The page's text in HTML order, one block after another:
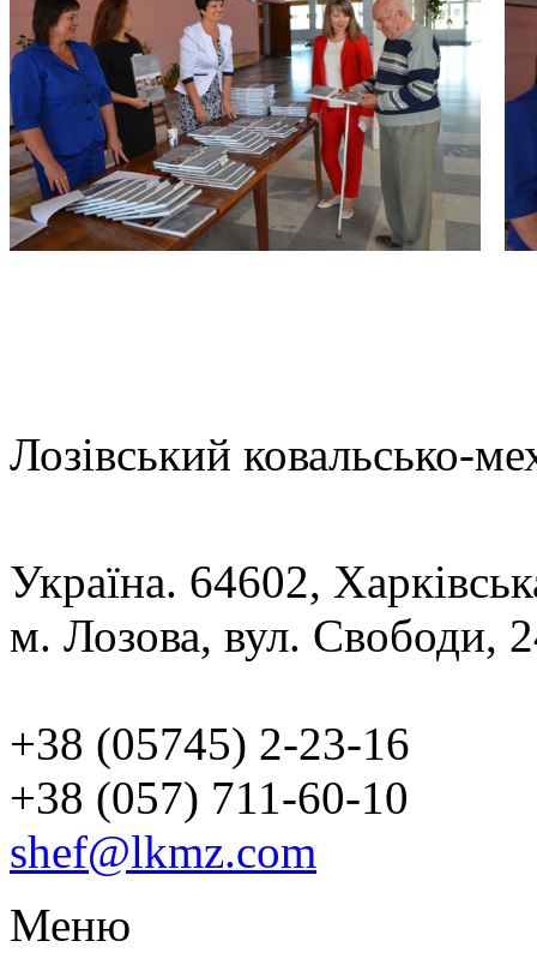
Лозівський ковальсько-
Україна. 64602,
м. Лозова, вул. Свободи,
+38 (05745) 2-23-16
+38 (057) 711-60-10
shef@lkmz.com
Меню